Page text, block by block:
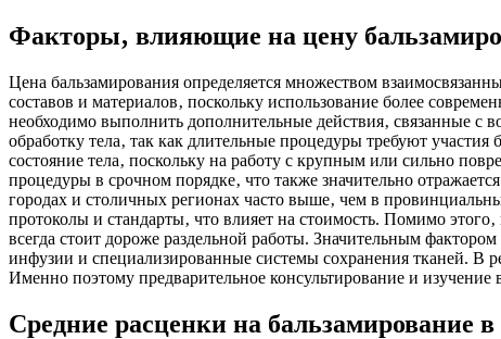
Факторы‚ влияющие на цену
Цена бальзамирования определяется множеством
составов и материалов‚ поскольку использование более
необходимо выполнить дополнительные действия‚ связанные с
обработку тела‚ так как длительные процедуры требуют
состояние тела‚ поскольку на работу с крупным или сильно
процедуры в срочном порядке‚ что также значительно
городах и столичных регионах часто выше‚ чем в
протоколы и стандарты‚ что влияет на стоимость. Помимо
всегда стоит дороже раздельной работы. Значительным
инфузии и специализированные системы сохранения тканей. В
Именно поэтому предварительное консультирование и
Средние расценки на бальзамирование